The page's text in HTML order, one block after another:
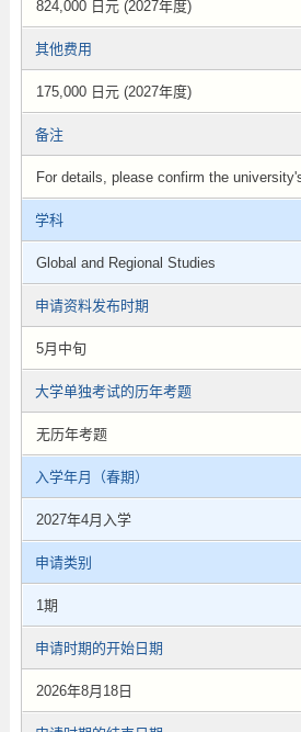
824,000 日元 (2027年度)
其他费用
175,000 日元 (2027年度)
备注
For details, please confirm the
学科
Global and Regional Studies
申请资料发布时期
5月中旬
大学单独考试的历年考题
无历年考题
入学年月（春期）
2027年4月入学
申请类别
1期
申请时期的开始日期
2026年8月18日